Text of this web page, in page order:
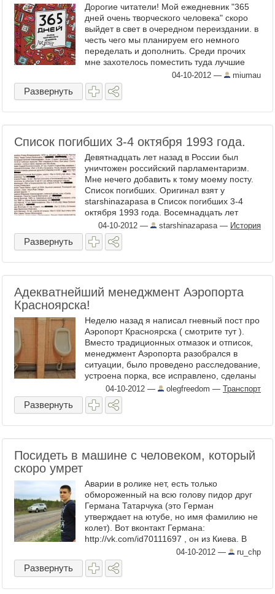
Дорогие читатели! Мой ежедневник "365
дней очень творческого человека" скоро
выйдет в свет в очередном переиздании. в
честь чего мы планируем его немного
переделать и дополнить. Среди прочих
мне захотелось поместить туда лучшие
04-10-2012 — miumau
Развернуть
Список погибших 3-4 октября 1993 года.
Девятнадцать лет назад в России был
уничтожен российский парламентаризм.
Мне нечего добавить к тому моему посту.
Список погибших. Оригинал взят у
starshinazapasa в Список погибших 3-4
октября 1993 года. Восемнадцать лет
назад, четвертого октября 1993, ...
04-10-2012 — starshinazapasa— История
Развернуть
Адекватнейший менеджмент Аэропорта
Красноярска!
Неделю назад я написал гневный пост про
Аэропорт Красноярска ( смотрите тут ).
Вместо традиционных отмазок и отписок,
менеджмент Аэропорта разобрался в
ситуации, было проведено расследование,
устроена порка, все исправлено, сделаны
выводы. Затем ...
04-10-2012 — olegfreedom — Транспорт
Развернуть
Посидеть в машине с человеком, который
скоро умрет
Аварии в ролике нет, есть только
обмороженный на всю голову пидор друг
Германа Татарчука (это Герман
утверждает на ютубе, но имя фамилию не
колет). Вот вконтакт Германа:
http://vk.com/id70111697 , он из Киева. В
подробной инфе у Германа есть папа -
тоже ...
04-10-2012 — ru_chp
Развернуть